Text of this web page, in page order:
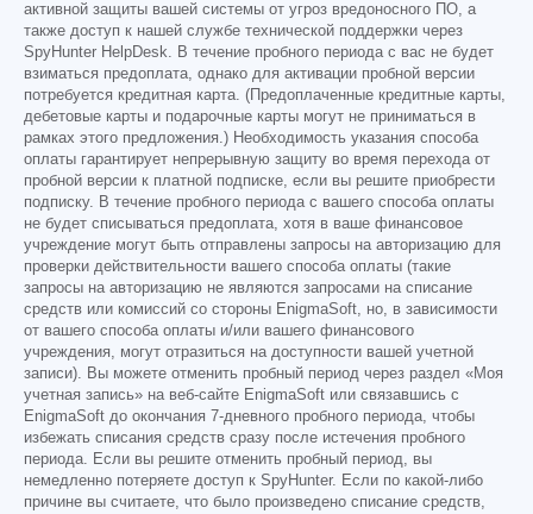
активной защиты вашей системы от угроз вредоносного ПО, а
также доступ к нашей службе технической поддержки через
SpyHunter HelpDesk. В течение пробного периода с вас не будет
взиматься предоплата, однако для активации пробной версии
потребуется кредитная карта. (Предоплаченные кредитные карты,
дебетовые карты и подарочные карты могут не приниматься в
рамках этого предложения.) Необходимость указания способа
оплаты гарантирует непрерывную защиту во время перехода от
пробной версии к платной подписке, если вы решите приобрести
подписку. В течение пробного периода с вашего способа оплаты
не будет списываться предоплата, хотя в ваше финансовое
учреждение могут быть отправлены запросы на авторизацию для
проверки действительности вашего способа оплаты (такие
запросы на авторизацию не являются запросами на списание
средств или комиссий со стороны EnigmaSoft, но, в зависимости
от вашего способа оплаты и/или вашего финансового
учреждения, могут отразиться на доступности вашей учетной
записи). Вы можете отменить пробный период через раздел «Моя
учетная запись» на веб-сайте EnigmaSoft или связавшись с
EnigmaSoft до окончания 7-дневного пробного периода, чтобы
избежать списания средств сразу после истечения пробного
периода. Если вы решите отменить пробный период, вы
немедленно потеряете доступ к SpyHunter. Если по какой-либо
причине вы считаете, что было произведено списание средств,